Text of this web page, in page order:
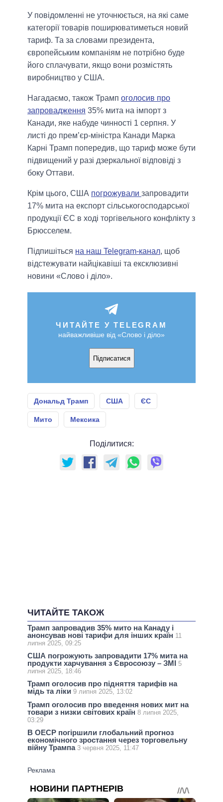
У повідомленні не уточнюється, на які саме
категорії товарів поширюватиметься новий
тариф. Та за словами президента,
європейським компаніям не потрібно буде
його сплачувати, якщо вони розмістять
виробництво у США.
Нагадаємо, також Трамп оголосив про
запровадження 35% мита на імпорт з
Канади, яке набуде чинності 1 серпня. У
листі до прем’єр-міністра Канади Марка
Карні Трамп попередив, що тариф може бути
підвищений у разі дзеркальної відповіді з
боку Оттави.
Крім цього, США погрожували запровадити
17% мита на експорт сільськогосподарської
продукції ЄС в ході торгівельного конфлікту з
Брюсселем.
Підпишіться на наш Telegram-канал, щоб
відстежувати найцікавіші та ексклюзивні
новини «Слово і діло».
ЧИТАЙТЕ У TELEGRAM
найважливіше від «Слово і діло»
Підписатися
Дональд Трамп США ЄС
Мито Мексика
Поділитися:
ЧИТАЙТЕ ТАКОЖ
Трамп запровадив 35% мито на Канаду і
анонсував нові тарифи для інших країн 11
липня 2025, 09:25
США погрожують запровадити 17% мита на
продукти харчування з Євросоюзу – ЗМІ 5
липня 2025, 18:46
Трамп оголосив про підняття тарифів на
мідь та ліки 9 липня 2025, 13:02
Трамп оголосив про введення нових мит на
товари з низки світових країн 8 липня 2025,
03:29
В ОЕСР погіршили глобальний прогноз
економічного зростання через торговельну
війну Трампа 3 червня 2025, 11:47